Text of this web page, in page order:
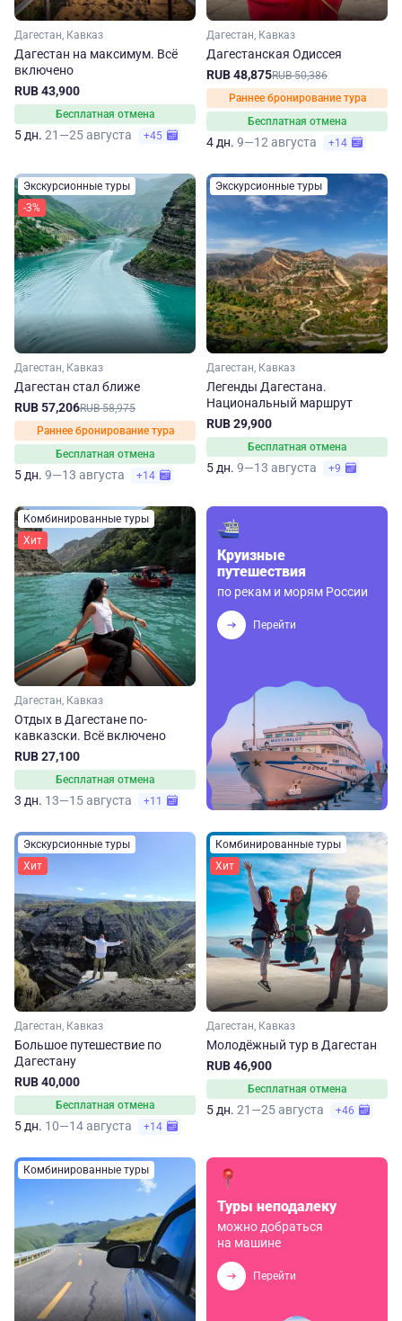
Дагестан, Кавказ
Дагестан на максимум. Вcё
включено
RUB 43,900
Бесплатная отмена
5 дн. 21—25 августа +45
Дагестан, Кавказ
Дагестанская Одиссея
RUB 48,875RUB 50,386
Раннее бронирование тура
Бесплатная отмена
4 дн. 9—12 августа +14
Экскурсионные туры
-3%
Дагестан, Кавказ
Дагестан стал ближе
RUB 57,206RUB 58,975
Раннее бронирование тура
Бесплатная отмена
5 дн. 9—13 августа +14
Экскурсионные туры
Дагестан, Кавказ
Легенды Дагестана.
Национальный маршрут
RUB 29,900
Бесплатная отмена
5 дн. 9—13 августа +9
Комбинированные туры
Хит
Дагестан, Кавказ
Отдых в Дагестане по-
кавказски. Всё включено
RUB 27,100
Бесплатная отмена
3 дн. 13—15 августа +11
Круизные
путешествия
по рекам и морям России
Перейти
Экскурсионные туры
Хит
Дагестан, Кавказ
Большое путешествие по
Дагестану
RUB 40,000
Бесплатная отмена
5 дн. 10—14 августа +14
Комбинированные туры
Хит
Дагестан, Кавказ
Молодёжный тур в Дагестан
RUB 46,900
Бесплатная отмена
5 дн. 21—25 августа +46
Комбинированные туры
Туры неподалеку
можно добраться
на машине
Перейти